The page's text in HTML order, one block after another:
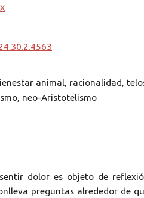
animal, racionalidad,
neo-Aristotelismo
dolor es objeto de
preguntas alrededor de